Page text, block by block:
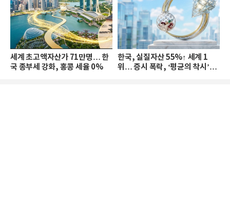
세계 초고액자산가 71만명… 한
국 종부세 강화, 홍콩 세율 0%
한국, 실질자산 55%↑ 세계 1
위… 증시 폭락, ‘평균의 착시’와